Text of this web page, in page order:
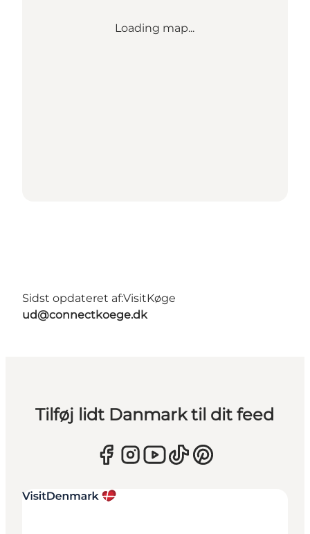
Loading map...
Sidst opdateret af:VisitKøge
ud@connectkoege.dk
Tilføj lidt Danmark til dit feed